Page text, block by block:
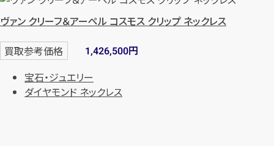
ヴァン クリーフ＆アーペル コスモス クリップ ネックレス
買取参考価格 1,426,500円
宝石・ジュエリー
ダイヤモンド ネックレス